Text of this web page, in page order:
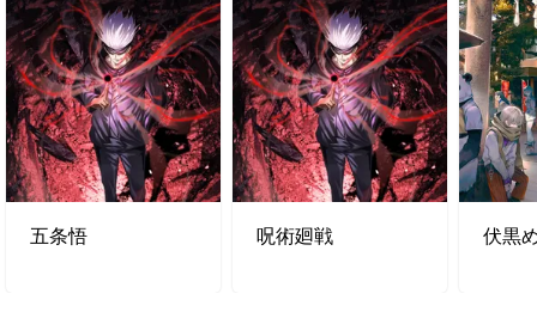
五条悟 呪術廻戦 伏黒